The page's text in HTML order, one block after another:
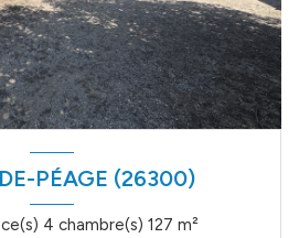
PÉAGE (26300)
Maison 5 pièce(s) 4 chambre(s) 127 m²